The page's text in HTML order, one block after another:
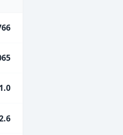
1.0